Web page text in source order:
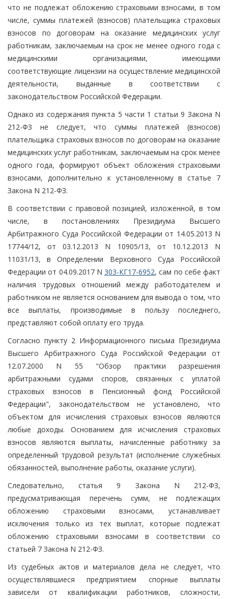
что не подлежат обложению страховыми взносами, в том
числе, суммы платежей (взносов) плательщика страховых
взносов по договорам на оказание медицинских услуг
работникам, заключаемым на срок не менее одного года с
медицинскими организациями, имеющими
соответствующие лицензии на осуществление медицинской
деятельности, выданные в соответствии с
законодательством Российской Федерации.
Однако из содержания пункта 5 части 1 статьи 9 Закона N
212-ФЗ не следует, что суммы платежей (взносов)
плательщика страховых взносов по договорам на оказание
медицинских услуг работникам, заключаемым на срок менее
одного года, формируют объект обложения страховыми
взносами, дополнительно к установленному в статье 7
Закона N 212-ФЗ.
В соответствии с правовой позицией, изложенной, в том
числе, в постановлениях Президиума Высшего
Арбитражного Суда Российской Федерации от 14.05.2013 N
17744/12, от 03.12.2013 N 10905/13, от 10.12.2013 N
11031/13, в Определении Верховного Суда Российской
Федерации от 04.09.2017 N 303-КГ17-6952, сам по себе факт
наличия трудовых отношений между работодателем и
работником не является основанием для вывода о том, что
все выплаты, производимые в пользу последнего,
представляют собой оплату его труда.
Согласно пункту 2 Информационного письма Президиума
Высшего Арбитражного Суда Российской Федерации от
12.07.2000 N 55 "Обзор практики разрешения
арбитражными судами споров, связанных с уплатой
страховых взносов в Пенсионный фонд Российской
Федерации", законодательством не установлено, что
объектом для исчисления страховых взносов являются
любые доходы. Основанием для исчисления страховых
взносов являются выплаты, начисленные работнику за
определенный трудовой результат (исполнение служебных
обязанностей, выполнение работы, оказание услуги).
Следовательно, статья 9 Закона N 212-ФЗ,
предусматривающая перечень сумм, не подлежащих
обложению страховыми взносами, устанавливает
исключения только из тех выплат, которые подлежат
обложению страховыми взносами в соответствии со
статьей 7 Закона N 212-ФЗ.
Из судебных актов и материалов дела не следует, что
осуществлявшиеся предприятием спорные выплаты
зависели от квалификации работников, сложности,